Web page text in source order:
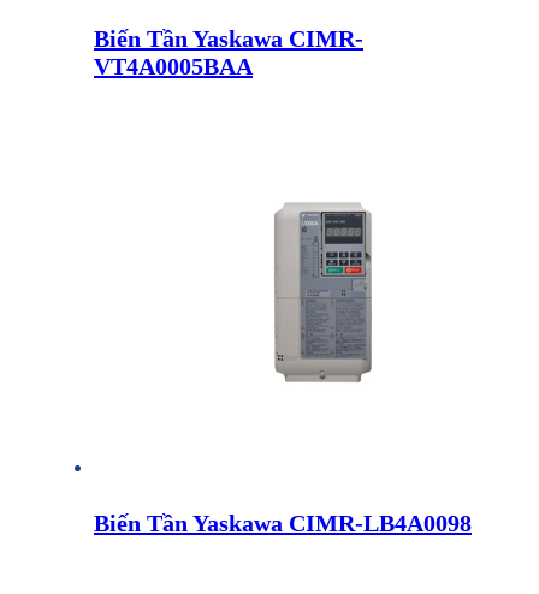
Biến Tần Yaskawa CIMR-
VT4A0005BAA
Biến Tần Yaskawa CIMR-LB4A0098